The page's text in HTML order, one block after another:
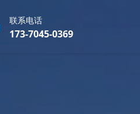
联系电话
173-7045-0369